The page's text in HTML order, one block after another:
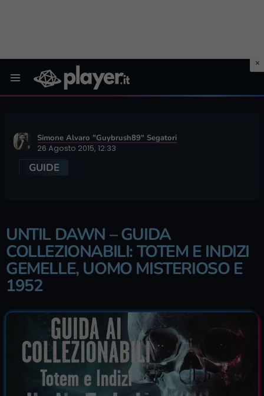
Simone Alvaro "Guybrush89" Segatori
26 Agosto 2015, 12:33
GUIDE
UNTIL DAWN – GUIDA
COLLEZIONABILI: TOTEM E INDIZI
GEMELLE, UOMO MISTERIOSO E
1952